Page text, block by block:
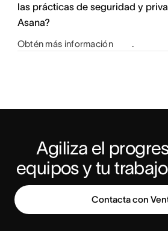
las prácticas de seguridad y
Asana?
Obtén más información .
Agiliza el
equipos y tu
Contacta con